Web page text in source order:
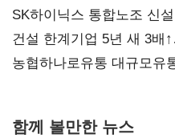
SK하이닉스 통합노조 신
불만 확산
건설 한계기업 5년 새 3배
확대
농협하나로유통 대규모
함께 볼만한 뉴스